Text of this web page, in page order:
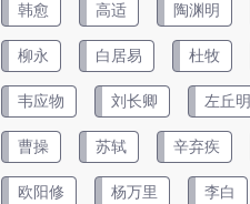
韩愈 高适 陶渊明
柳永 白居易 杜牧
韦应物 刘长卿 左丘明
曹操 苏轼 辛弃疾
欧阳修 杨万里 李白